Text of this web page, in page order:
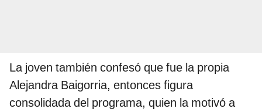
La joven también confesó que fue la propia
Alejandra Baigorria, entonces figura
consolidada del programa, quien la motivó a